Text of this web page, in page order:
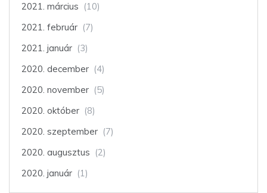
2021. március (10)
2021. február (7)
2021. január (3)
2020. december (4)
2020. november (5)
2020. október (8)
2020. szeptember (7)
2020. augusztus (2)
2020. január (1)